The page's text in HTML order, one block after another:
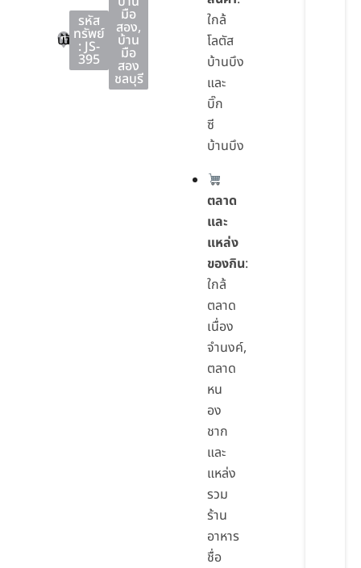
บ้านบึง
บ้านบึง
ชลบุรี
รหัส
ทรัพย์
: JS-
395
มือ
สอง,
บ้าน
มือ
สอง
ชลบุรี
ใกล้
โลตัส
บ้านบึง
และ
บิ๊ก
ซี
บ้านบึง
ตลาด
และ
แหล่ง
ของกิน:
ใกล้
ตลาด
เนื่อง
จำนงค์,
ตลาด
หน
อง
ชาก
และ
แหล่ง
รวม
ร้าน
อาหาร
ชื่อ